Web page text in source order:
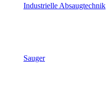
Industrielle Absaugtechnik
Sauger